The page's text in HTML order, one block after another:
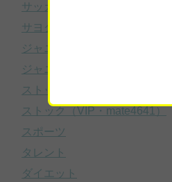
サッカー
サヨク・ネトウヨ
ジャニーズ
ジャニーズのスキャンダル・噂
ストック
ストック（VIP・mate4641）
スポーツ
タレント
ダイエット